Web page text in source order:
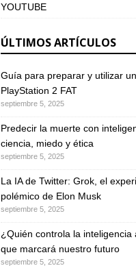
YOUTUBE
ÚLTIMOS ARTÍCULOS
Guía para preparar y utilizar
PlayStation 2 FAT
septiembre 5, 2025
Predecir la muerte con
ciencia, miedo y ética
septiembre 5, 2025
La IA de Twitter: Grok, el
polémico de Elon Musk
septiembre 5, 2025
¿Quién controla la inteligencia
que marcará nuestro futuro
septiembre 5, 2025